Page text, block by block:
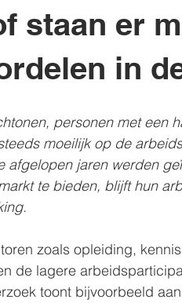
staan er
in
personen met
moeilijk op de
afgelopen jaren werden
te bieden, blijft hun
zoals opleiding,
de lagere
toont bijvoorbeeld